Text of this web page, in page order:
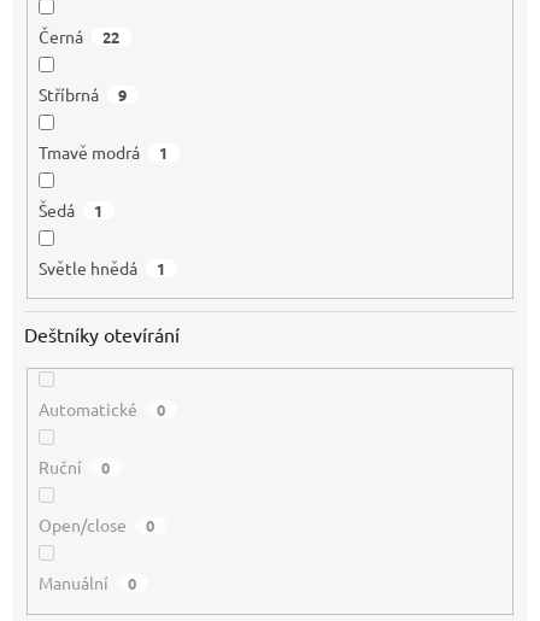
Černá 22
Stříbrná 9
Tmavě modrá 1
Šedá 1
Světle hnědá 1
Deštníky otevírání
Automatické 0
Ruční 0
Open/close 0
Manuální 0